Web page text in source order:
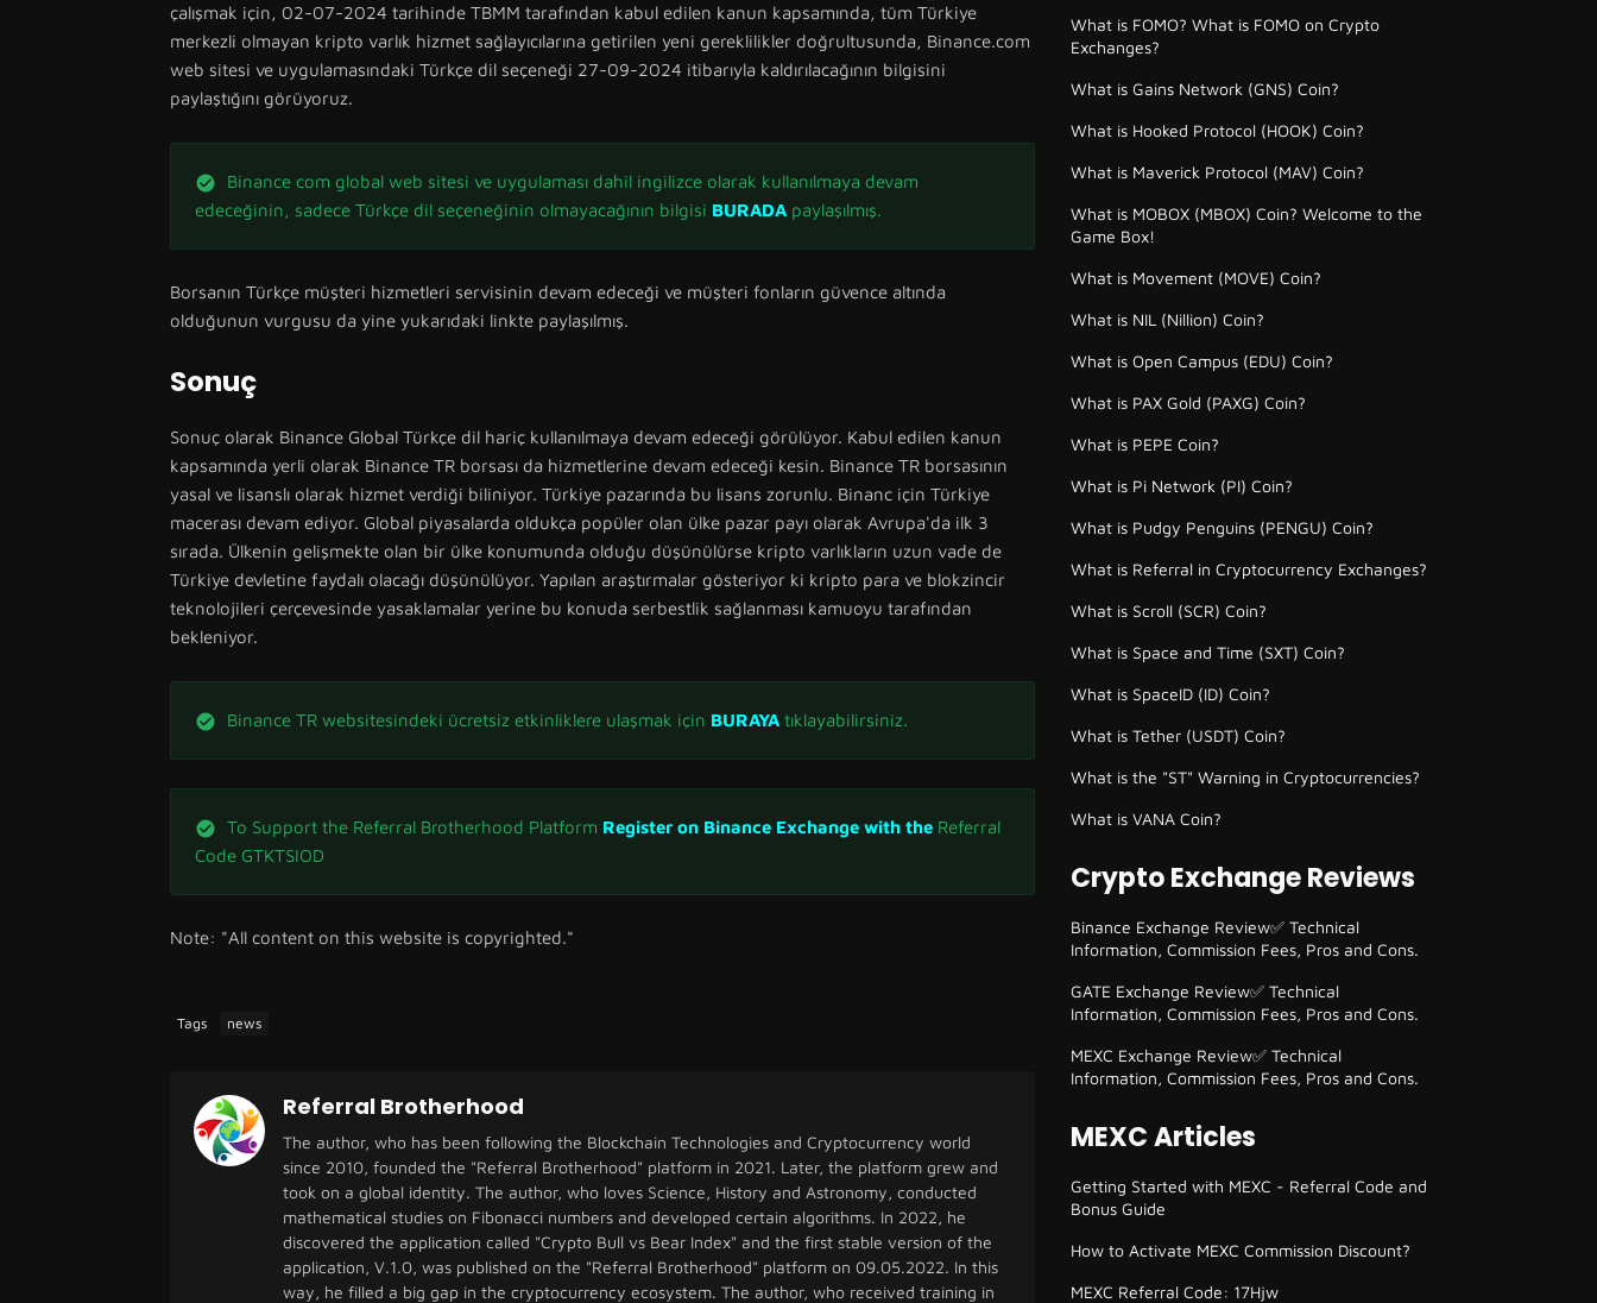
çalışmak için, 02-07-2024 tarihinde TBMM tarafından kabul edilen kanun kapsamında, tüm Türkiye
merkezli olmayan kripto varlık hizmet sağlayıcılarına getirilen yeni gereklilikler doğrultusunda, Binance.com
web sitesi ve uygulamasındaki Türkçe dil seçeneği 27-09-2024 itibarıyla kaldırılacağının bilgisini
paylaştığını görüyoruz.
Binance com global web sitesi ve uygulaması dahil ingilizce olarak kullanılmaya devam
edeceğinin, sadece Türkçe dil seçeneğinin olmayacağının bilgisi BURADA paylaşılmış.
Borsanın Türkçe müşteri hizmetleri servisinin devam edeceği ve müşteri fonların güvence altında
olduğunun vurgusu da yine yukarıdaki linkte paylaşılmış.
Sonuç
Sonuç olarak Binance Global Türkçe dil hariç kullanılmaya devam edeceği görülüyor. Kabul edilen kanun
kapsamında yerli olarak Binance TR borsası da hizmetlerine devam edeceği kesin. Binance TR borsasının
yasal ve lisanslı olarak hizmet verdiği biliniyor. Türkiye pazarında bu lisans zorunlu. Binanc için Türkiye
macerası devam ediyor. Global piyasalarda oldukça popüler olan ülke pazar payı olarak Avrupa'da ilk 3
sırada. Ülkenin gelişmekte olan bir ülke konumunda olduğu düşünülürse kripto varlıkların uzun vade de
Türkiye devletine faydalı olacağı düşünülüyor. Yapılan araştırmalar gösteriyor ki kripto para ve blokzincir
teknolojileri çerçevesinde yasaklamalar yerine bu konuda serbestlik sağlanması kamuoyu tarafından
bekleniyor.
Binance TR websitesindeki ücretsiz etkinliklere ulaşmak için BURAYA tıklayabilirsiniz.
To Support the Referral Brotherhood Platform Register on Binance Exchange with the Referral
Code GTKTSIOD
Note: "All content on this website is copyrighted."
Tags news
Referral Brotherhood
The author, who has been following the Blockchain Technologies and Cryptocurrency world
since 2010, founded the "Referral Brotherhood" platform in 2021. Later, the platform grew and
took on a global identity. The author, who loves Science, History and Astronomy, conducted
mathematical studies on Fibonacci numbers and developed certain algorithms. In 2022, he
discovered the application called "Crypto Bull vs Bear Index" and the first stable version of the
application, V.1.0, was published on the "Referral Brotherhood" platform on 09.05.2022. In this
way, he filled a big gap in the cryptocurrency ecosystem. The author, who received training in
What is FOMO? What is FOMO on Crypto
Exchanges?
What is Gains Network (GNS) Coin?
What is Hooked Protocol (HOOK) Coin?
What is Maverick Protocol (MAV) Coin?
What is MOBOX (MBOX) Coin? Welcome to the
Game Box!
What is Movement (MOVE) Coin?
What is NIL (Nillion) Coin?
What is Open Campus (EDU) Coin?
What is PAX Gold (PAXG) Coin?
What is PEPE Coin?
What is Pi Network (PI) Coin?
What is Pudgy Penguins (PENGU) Coin?
What is Referral in Cryptocurrency Exchanges?
What is Scroll (SCR) Coin?
What is Space and Time (SXT) Coin?
What is SpaceID (ID) Coin?
What is Tether (USDT) Coin?
What is the "ST" Warning in Cryptocurrencies?
What is VANA Coin?
Crypto Exchange Reviews
Binance Exchange Review✅ Technical
Information, Commission Fees, Pros and Cons.
GATE Exchange Review✅ Technical
Information, Commission Fees, Pros and Cons.
MEXC Exchange Review✅ Technical
Information, Commission Fees, Pros and Cons.
MEXC Articles
Getting Started with MEXC - Referral Code and
Bonus Guide
How to Activate MEXC Commission Discount?
MEXC Referral Code: 17Hjw